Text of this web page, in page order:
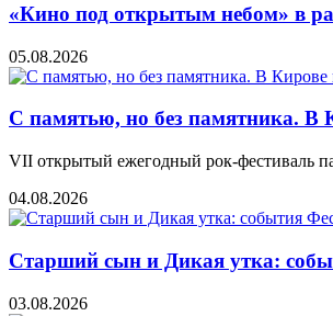
«Кино под открытым небом» в
05.08.2026
С памятью, но без памятника. В
VII открытый ежегодный рок-фестиваль
04.08.2026
Старший сын и Дикая утка:
03.08.2026